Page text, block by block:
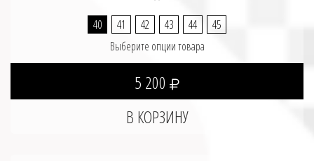
40 41 42 43 44
45
Выберите опции товара
5 200